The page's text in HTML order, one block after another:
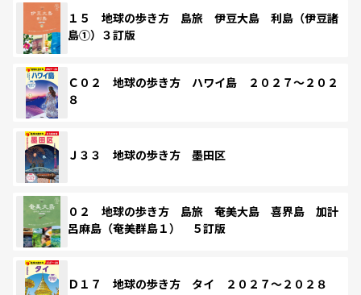
１５ 地球の歩き方 島旅 伊豆大島 利島（伊豆諸
島①）３訂版
Ｃ０２ 地球の歩き方 ハワイ島 ２０２７～２０２
８
Ｊ３３ 地球の歩き方 墨田区
０２ 地球の歩き方 島旅 奄美大島 喜界島 加計
呂麻島（奄美群島１） ５訂版
Ｄ１７ 地球の歩き方 タイ ２０２７～２０２８